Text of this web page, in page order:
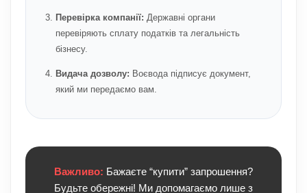
Перевірка компанії: Державні органи
перевіряють сплату податків та легальність
бізнесу.
Видача дозволу: Воєвода підписує документ,
який ми передаємо вам.
Важливо: Бажаєте “купити” запрошення?
Будьте обережні! Ми допомагаємо лише з